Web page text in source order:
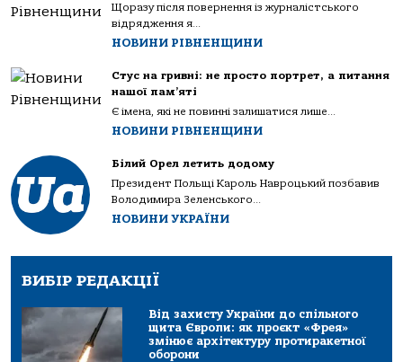
Щоразу після повернення із журналістського
відрядження я...
НОВИНИ РІВНЕНЩИНИ
Стус на гривні: не просто портрет, а питання
нашої пам’яті
Є імена, які не повинні залишатися лише...
НОВИНИ РІВНЕНЩИНИ
Білий Орел летить додому
Президент Польщі Кароль Навроцький позбавив
Володимира Зеленського...
НОВИНИ УКРАЇНИ
ВИБІР РЕДАКЦІЇ
Від захисту України до спільного
щита Європи: як проєкт «Фрея»
змінює архітектуру протиракетної
оборони